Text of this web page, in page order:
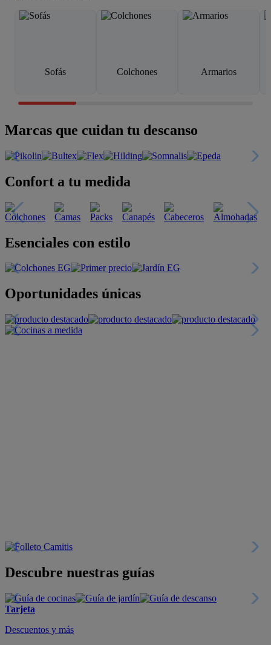
Sofás Colchones Armarios
Marcas que cuidan tu descanso
Confort a tu medida
Esenciales con estilo
Oportunidades únicas
Descubre nuestras guías
Tarjeta
Descuentos y más